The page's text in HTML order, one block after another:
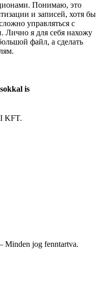
Понимаю, это
и записей, хотя бы
управляться с
я для себя нахожу
файл, а сделать
is
KFT.
jog fenntartva.